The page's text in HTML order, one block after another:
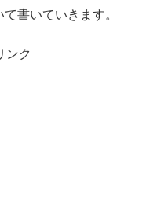
て書いていきます。
ンク